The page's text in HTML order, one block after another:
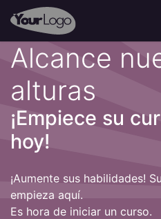
Alcance
alturas
¡Empiece su
hoy!
¡Aumente sus habilidades!
empieza aquí.
Es hora de iniciar un curso.